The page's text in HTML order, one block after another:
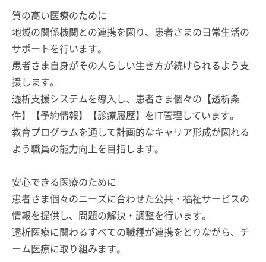
質の高い医療のために
地域の関係機関との連携を図り、患者さまの日常生活の
サポートを行います。
患者さま自身がその人らしい生き方が続けられるよう支
援します。
透析支援システムを導入し、患者さま個々の【透析条
件】【予約情報】【診療履歴】をIT管理しています。
教育プログラムを通して計画的なキャリア形成が図れる
よう職員の能力向上を目指します。
安心できる医療のために
患者さま個々のニーズに合わせた公共・福祉サービスの
情報を提供し、問題の解決・調整を行います。
透析医療に関わるすべての職種が連携をとりながら、チ
ーム医療に取り組みます。